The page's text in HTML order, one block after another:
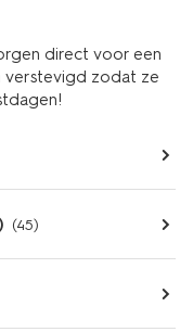
direct voor een
verstevigd zodat ze
(45)